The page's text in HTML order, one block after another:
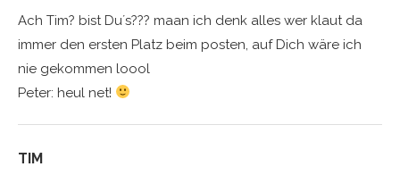
Ach Tim? bist Du´s??? maan ich denk alles wer klaut da
immer den ersten Platz beim posten, auf Dich wäre ich
nie gekommen loool
Peter: heul net!
TIM